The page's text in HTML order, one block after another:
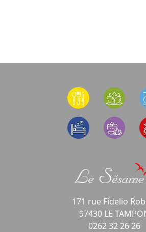
171 rue Fidelio
97430 LE
0262 32 26 26